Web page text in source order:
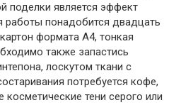
поделки является эффект
работы понадобится двадцать
формата А4, тонкая
также запастись
лоскутом ткани с
потребуется кофе,
тени серого или